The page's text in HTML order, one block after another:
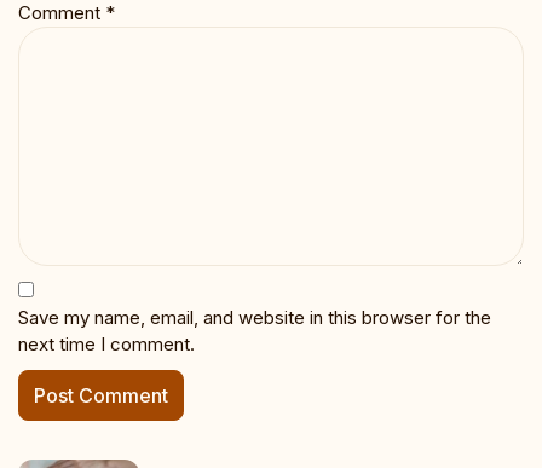
Comment *
Save my name, email, and website in this browser for the
next time I comment.